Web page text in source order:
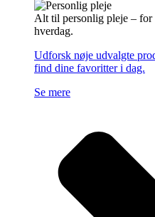
Alt til personlig pleje –
hverdag.
Udforsk nøje udvalgte
find dine favoritter i dag.
Se mere